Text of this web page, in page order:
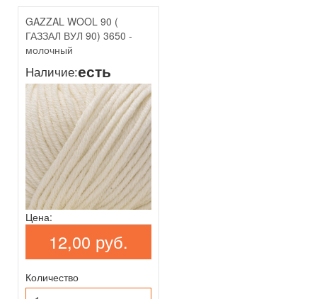
GAZZAL WOOL 90 (
ГАЗЗАЛ ВУЛ 90) 3650 -
молочный
Наличие:есть
Цена:
12,00 руб.
Количество